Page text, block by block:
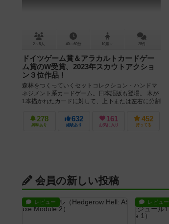
2～5人 40～60分 10歳～ 25件
ドイツゲーム賞＆アラカルトカードゲー
ム賞のW受賞、2023年スカウトアクショ
ン３位作品！
森林をつくっていくセットコレクション・ハンドマ
ネジメント系カードゲーム。日本語版も登場。 木が
1本描かれたカードに対して、上下または左右に分割
278
興味あり
632
経験あり
161
お気に入り
452
持ってる
会員の新しい投稿
レビュー レビュー